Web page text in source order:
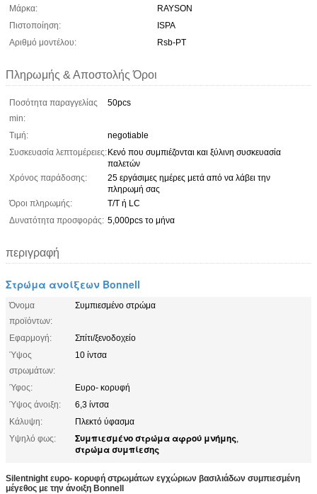
Μάρκα:
RAYSON
Πιστοποίηση:
ISPA
Αριθμό μοντέλου:
Rsb-PT
Πληρωμής & Αποστολής Όροι
Ποσότητα παραγγελίας
min:
50pcs
Τιμή:
negotiable
Συσκευασία λεπτομέρειες:Κενό που συμπιέζονται και ξύλινη συσκευασία
παλετών
Χρόνος παράδοσης:
25 εργάσιμες ημέρες μετά από να λάβει την
πληρωμή σας
Όροι πληρωμής:
T/T ή LC
Δυνατότητα προσφοράς: 5,000pcs το μήνα
περιγραφή
Στρώμα ανοίξεων Bonnell
Όνομα
προϊόντων:
Συμπιεσμένο στρώμα
Εφαρμογή:
Σπίτι/ξενοδοχείο
Ύψος
στρωμάτων:
10 ίντσα
Ύφος:
Ευρο- κορυφή
Ύψος άνοιξη:
6,3 ίντσα
Κάλυψη:
Πλεκτό ύφασμα
Υψηλό φως:
Συμπιεσμένο στρώμα αφρού μνήμης,
στρώμα συμπίεσης
Silentnight ευρο- κορυφή στρωμάτων εγχώριων βασιλιάδων συμπιεσμένη
μέγεθος με την άνοιξη Bonnell